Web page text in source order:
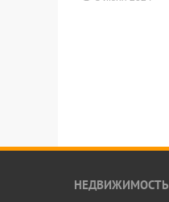
НЕДВИЖИМОСТЬ